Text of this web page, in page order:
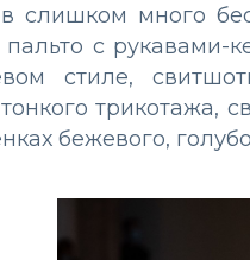
слишком много
с рукавами-
стиле,
трикотажа,
бежевого,